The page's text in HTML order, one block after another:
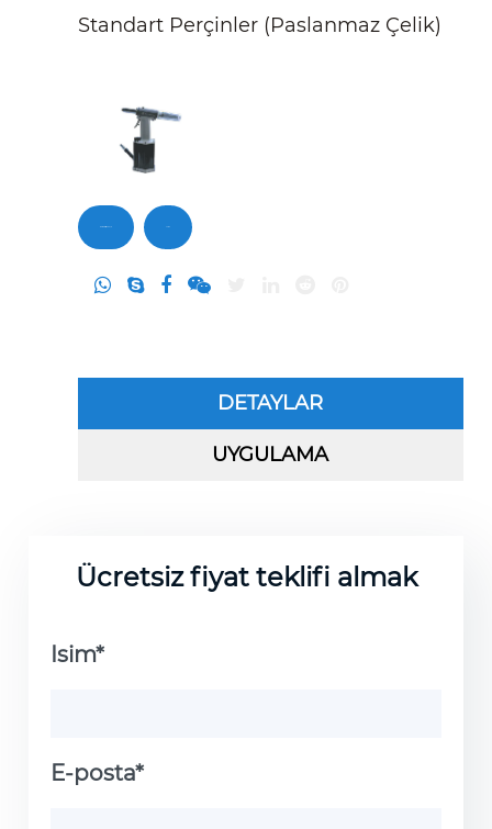
Standart Perçinler (Paslanmaz Çelik)
DETAYLAR
UYGULAMA
Ücretsiz fiyat teklifi almak
Isim*
E-posta*